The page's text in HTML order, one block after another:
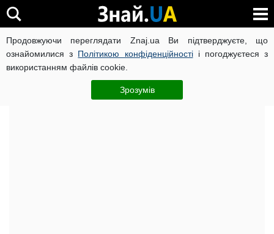
Продовжуючи переглядати Znaj.ua Ви підтверджуєте, що
ознайомилися з Політикою конфіденційностіі погоджуєтеся з
використанням файлів cookie.
Зрозумів
ВІЙНА РОСІЇ ПРОТИ УКРАЇНИ КОРОНАВІРУС В УКРАЇНІ
ЧИТАТЬ НА РУССКОМ